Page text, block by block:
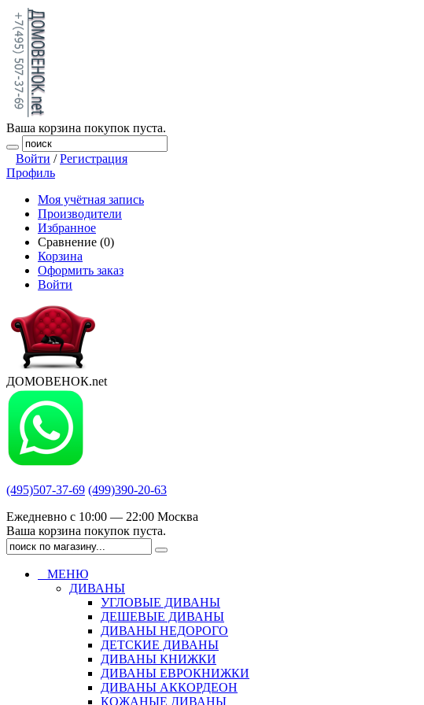
Ваша корзина покупок пуста.
Войти /Регистрация
Профиль
Моя учётная запись
Производители
Избранное
Сравнение (0)
Корзина
Оформить заказ
Войти
ДОМОВЕНОК.net
(495)507-37-69 (499)390-20-63
Ежедневно с 10:00 — 22:00 Москва
Ваша корзина покупок пуста.
МЕНЮ
ДИВАНЫ
УГЛОВЫЕ ДИВАНЫ
ДЕШЕВЫЕ ДИВАНЫ
ДИВАНЫ НЕДОРОГО
ДЕТСКИЕ ДИВАНЫ
ДИВАНЫ КНИЖКИ
ДИВАНЫ ЕВРОКНИЖКИ
ДИВАНЫ АККОРДЕОН
КОЖАНЫЕ ДИВАНЫ